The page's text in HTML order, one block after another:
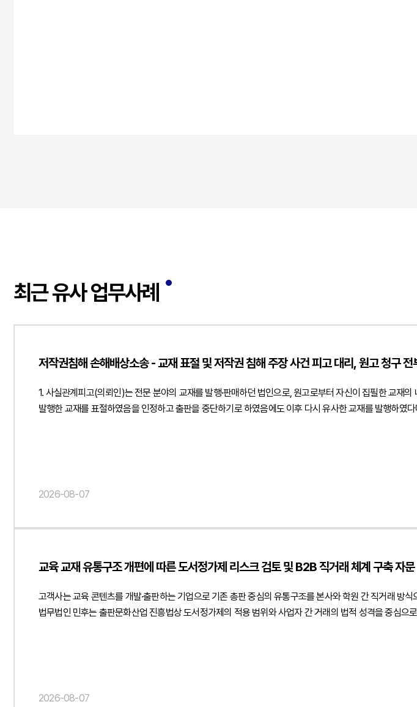
최근 유사 업무사례
저작권침해 손해배상소송 - 교재 표절 및 저작권 침해 주장 사건 피고 대리, 원고 청구 전
1. 사실관계피고(의뢰인)는 전문 분야의 교재를 발행·판매하던 법인으로, 원고로부터 자신이 집필한 교재
발행한 교재를 표절하였음을 인정하고 출판을 중단하기로 하였음에도 이후 다시 유사한 교재를 발행하였
운영위원회의 의결이 장래 교재 발행을 영구적으로 제한하는 법적 합의 또는 계약으로 볼 수 있는지 여부
주장하였습니다.저작권 침해 여부와 관련해서는 전문 학술서적의 특성을 중심으로 방어 논리를 구성하였
유사도를 분석한 자료에 불과할 뿐, 저작권법상 보호되는 창작적 표현이 실제로 복제되었는지를 입증하는
부분에 대하여 창작성이 인정되는 표현과 학문 분야에서 통상적으로 사용되는 표현을 구별하여 검토하
손해배상소송 - 교재 표절 및 저작권 침해 주장 사건 피고 대리, 원고 청구 전부 기각 판결 승소",
2026-08-07
교육 교재 유통구조 개편에 따른 도서정가제 리스크 검토 및 B2B 직거래 체계 구축 자문
고객사는 교육 콘텐츠를 개발·출판하는 기업으로 기존 총판 중심의 유통구조를 본사와 학원 간 직거래 방
법무법인 민후는 출판문화산업 진흥법상 도서정가제의 적용 범위와 사업자 간 거래의 법적 성격을 중심
재판매 제한, 위반 시 책임 귀속 및 계약 해지 조항 등을 명확히 규정하여 향후 분쟁과 규제 리스크를 예방
2026-08-07